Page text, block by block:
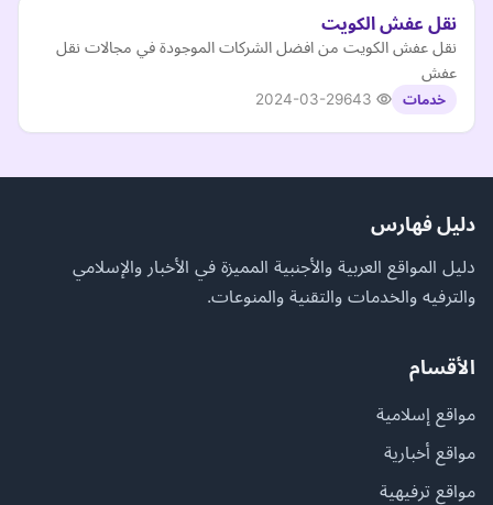
نقل عفش الكويت
نقل عفش الكويت من افضل الشركات الموجودة في مجالات نقل
عفش
خدمات 2024-03-29
دليل فهارس
دليل المواقع العربية والأجنبية المميزة في الأخبار والإسلامي
والترفيه والخدمات والتقنية والمنوعات.
الأقسام
مواقع إسلامية
مواقع أخبارية
مواقع ترفيهية